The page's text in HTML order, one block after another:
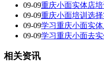
09-09重庆小面实体店
09-09重庆小面培训选
09-09学习重庆小面实
09-09学习重庆小面去
相关资讯